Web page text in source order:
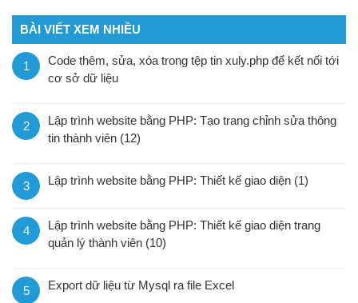
BÀI VIẾT XEM NHIỀU
1
Code thêm, sửa, xóa trong tệp tin xuly.php để kết nối tới
cơ sở dữ liệu
2
Lập trình website bằng PHP: Tạo trang chỉnh sửa thông
tin thành viên (12)
3 Lập trình website bằng PHP: Thiết kế giao diện (1)
4
Lập trình website bằng PHP: Thiết kế giao diện trang
quản lý thành viên (10)
5 Export dữ liệu từ Mysql ra file Excel